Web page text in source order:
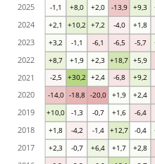
+2,3 -0,7 +6,4 +1,7 +2,8
+1,8 -4,2 -1,4 +12,7 -0,4
+10,0 -1,3 -0,7 +1,6 -6,4
-14,0 -18,8 -20,0 +1,9 +2,4
-2,5 +30,2 +2,4 -6,8 +9,2
+8,7 +1,9 +2,3 +18,7 +5,9
+3,2 -1,1 -6,1 -6,5 -5,7
+2,1 +10,2 +7,2 -4,0 +1,8
-1,1 +8,0 +2,0 -13,9 +9,3
2017
2018
2019
2020
2021
2022
2023
2024
2025